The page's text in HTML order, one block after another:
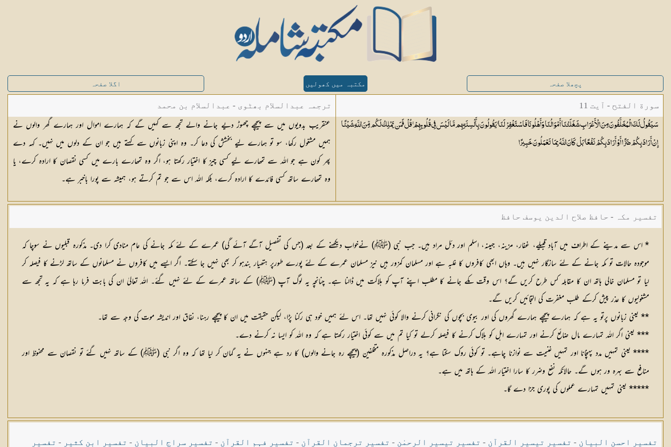
پچھلا صفحہ مکتبہ میں کھولیں اگلا صفحہ
سورة الفتح - آیت 11
سَيَقُولُ لَكَ الْمُخَلَّفُونَ مِنَ الْأَعْرَابِ شَغَلَتْنَا أَمْوَالُنَا وَأَهْلُونَا فَاسْتَغْفِرْ لَنَا ۚ يَقُولُونَ بِأَلْسِنَتِهِم مَّا لَيْسَ فِي قُلُوبِهِمْ ۚ قُلْ فَمَن يَمْلِكُ لَكُم مِّنَ اللَّهِ شَيْئًا
إِنْ أَرَادَ بِكُمْ ضَرًّا أَوْ أَرَادَ بِكُمْ نَفْعًا ۚ بَلْ كَانَ اللَّهُ بِمَا تَعْمَلُونَخَبِيرًا
ترجمہ عبدالسلام بھٹوی - عبدالسلام بن محمد
عنقریب بدویوں میں سے پیچھے چھوڑ دیے جانے والے تجھ سے کہیں گے کہ ہمارے اموال اور ہمارے گھر والوں نے
ہمیں مشغول رکھا، سو تو ہمارے لیے بخشش کی دعا کر۔ وہ اپنی زبانوں سے کہتے ہیں جو ان کے دلوں میں نہیں۔ کہہ دے
پھر کون ہے جو اللہ سے تمھارے لیے کسی چیز کا اختیار رکھتا ہو، اگر وہ تمھارے بارے میں کسی نقصان کا ارادہ کرے، یا
وہ تمھارے ساتھ کسی فائدے کا ارادہ کرے، بلکہ اللہ اس سے جو تم کرتے ہو، ہمیشہ سے پورا باخبر ہے۔
تفسیر مکہ - حافظ صلاح الدین یوسف حافظ
* اس سے مدینے کے اطراف میں آباد قبیلے، غفار، مزینہ، جہینہ، اسلم اور دئل مراد ہیں۔ جب نبی (ﷺ) نےخواب دیکھنے کے بعد (جس کی تفصیل آگے آئے گی) عمرے کے لئے مکہ جانے کی عام منادی کرا دی۔ مذکورہ قبلیوں نے سوچا کہ
موجودہ حالات تو مکہ جانے کے لئے سازگار نہیں ہیں۔ وہاں ابھی کافروں کا غلبہ ہے اور مسلمان کمزور ہیں نیز مسلمان عمرے کے لئے پورے طورپر ہتھیار بندہو کر بھی نہیں جا سکتے۔ اگر ایسے میں کافروں نے مسلمانوں کے ساتھ لڑنے کا فیصلہ کر
لیا تو مسلمان خالی ہاتھ ان کا مقابلہ کس طرح کریں گے؟ اس وقت مکے جانے کا مطلب اپنے آپ کو ہلاکت میں ڈالنا ہے۔ چنانچہ یہ لوگ آپ (ﷺ) کے ساتھ عمرے کے لئے نہیں گئے۔ اللہ تعالیٰ ان کی بابت فرما رہا ہے کہ یہ تجھ سے
مشغولیوں کا عذر پیش کرکے طلب مغفرت کی التجائیں کریں گے۔
** یعنی زبانوں پرتو یہ ہے کہ ہمارے پیچھے ہمارے گھروں کی اور بیوی بچوں کی نگرانی کرنے والا کوئی نہیں تھا۔ اس لئے ہمیں خود ہی رکنا پڑا، لیکن حقیقت میں ان کا پیچھے رہنا، نفاق اور اندیشہ موت کی وجہ سے تھا۔
*** یعنی اگر اللہ تمہارے مال ضائع کرنے اور تمہارے اہل کو ہلاک کرنے کا فیصلہ کرلے تو کیا تم میں سے کوئی اختیار رکھتا ہے کہ وہ اللہ کو ایسا نہ کرنے دے۔
**** یعنی تمہیں مدد پہنچانا اور تمہیں غنیمت سے نوازنا چاہے۔ تو کوئی روک سکتا ہے؟ یہ دراصل مذکورہ متخلفین (پیچھے رہ جانے والوں) کا رد ہے جنہوں نے یہ گمان کر لیا تھا کہ وہ اگر نبی (ﷺ) کے ساتھ نہیں گئے تو نقصان سے محفوظ اور
منافع سے بہرہ ور ہوں گے۔ حالانکہ نفع وضرر کا سارا اختیار اللہ کے ہاتھ میں ہے۔
***** یعنی تمہیں تمہارے عملوں کی پوری جزا دے گا۔
تفسیر احسن البیان - تفسیر تیسیر القرآن - تفسیر تیسیر الرحمٰن - تفسیر ترجمان القرآن - تفسیر فہم القرآن - تفسیر سراج البیان - تفسیر ابن کثیر - تفسیر